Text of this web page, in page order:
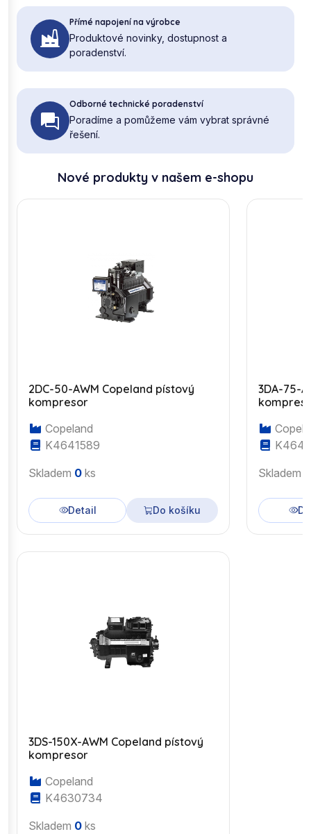
Přímé napojení na výrobce
Produktové novinky, dostupnost a
poradenství.
Odborné technické poradenství
Poradíme a pomůžeme vám vybrat správné
řešení.
Nové produkty v našem e-shopu
2DC-50-AWM Copeland pístový
kompresor
Copeland
K4641589
Skladem 0 ks
Detail Do košíku
3DA-75-
Skladem
3DS-150X-AWM Copeland pístový
kompresor
Copeland
K4630734
Skladem 0 ks